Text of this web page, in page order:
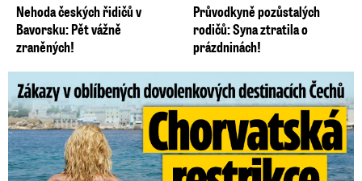
Nehoda českých řidičů v
Bavorsku: Pět vážně
zraněných!
Průvodkyně pozůstalých
rodičů: Syna ztratila o
prázdninách!
Zákazy v dovolenkových rájích: Restrikce proti naháčům!